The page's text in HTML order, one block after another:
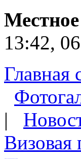
13:42,
Главная
|
Визовая